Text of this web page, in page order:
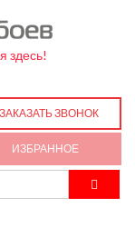
здесь!
ЗАКАЗАТЬ ЗВОНОК
ИЗБРАННОЕ